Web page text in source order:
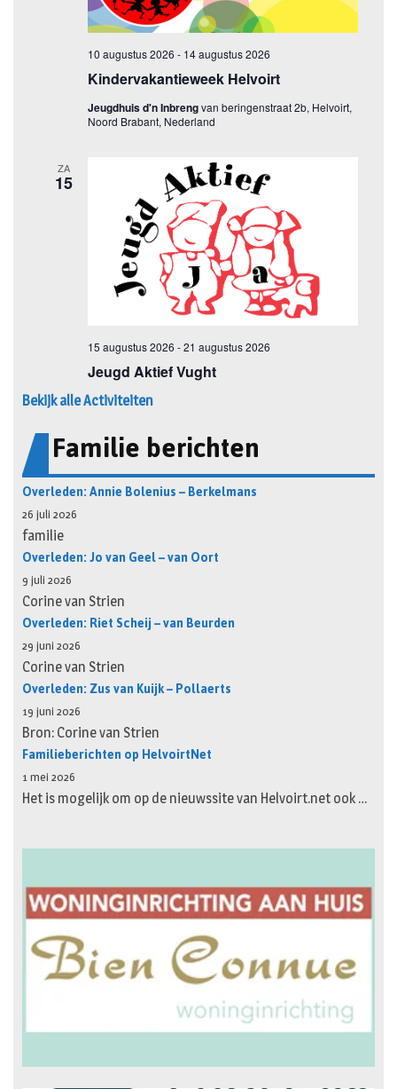
Bekijk alle Activiteiten
Familie berichten
Overleden: Annie Bolenius – Berkelmans
26 juli 2026
familie
Overleden: Jo van Geel – van Oort
9 juli 2026
Corine van Strien
Overleden: Riet Scheij – van Beurden
29 juni 2026
Corine van Strien
Overleden: Zus van Kuijk – Pollaerts
19 juni 2026
Bron: Corine van Strien
Familieberichten op HelvoirtNet
1 mei 2026
Het is mogelijk om op de nieuwssite van Helvoirt.net ook …